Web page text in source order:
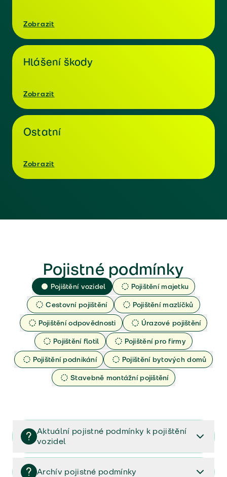
Zobrazit
Hlášení škody
Zobrazit
Ostatní
Zobrazit
Pojistné podmínky
Pojištění vozidel
Pojištění majetku
Cestovní pojištění
Pojištění mazlíčků
Pojištění odpovědnosti
Úrazové pojištění
Pojištění flotil
Pojištění pro firmy
Pojištění podnikání
Pojištění bytových domů
Stavebně montážní pojištění
Aktuální pojistné podmínky k pojištění
vozidel
Pojištění vozidel/Pojistné podmínky a vše důležité ke
smlouvě (PDF)
Archív pojistné podmínky